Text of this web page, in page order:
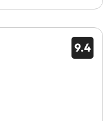
9.4